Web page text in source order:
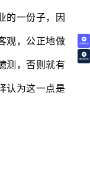
免费试译
翻译价格
的一份子，因
观，公正地做
测，否则就有
认为这一点是